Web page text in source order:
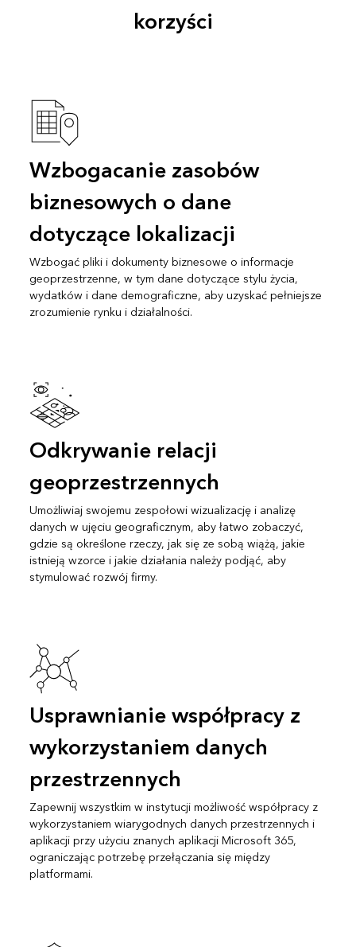
korzyści
Wzbogacanie zasobów
biznesowych o dane
dotyczące lokalizacji
Wzbogać pliki i dokumenty biznesowe o informacje
geoprzestrzenne, w tym dane dotyczące stylu życia,
wydatków i dane demograficzne, aby uzyskać pełniejsze
zrozumienie rynku i działalności.
Odkrywanie relacji
geoprzestrzennych
Umożliwiaj swojemu zespołowi wizualizację i analizę
danych w ujęciu geograficznym, aby łatwo zobaczyć,
gdzie są określone rzeczy, jak się ze sobą wiążą, jakie
istnieją wzorce i jakie działania należy podjąć, aby
stymulować rozwój firmy.
Usprawnianie współpracy z
wykorzystaniem danych
przestrzennych
Zapewnij wszystkim w instytucji możliwość współpracy z
wykorzystaniem wiarygodnych danych przestrzennych i
aplikacji przy użyciu znanych aplikacji Microsoft 365,
ograniczając potrzebę przełączania się między
platformami.